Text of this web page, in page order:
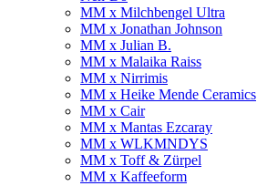
MM x Milchbengel Ultra
MM x Jonathan Johnson
MM x Julian B.
MM x Malaika Raiss
MM x Nirrimis
MM x Heike Mende Ceramics
MM x Cair
MM x Mantas Ezcaray
MM x WLKMNDYS
MM x Toff & Zürpel
MM x Kaffeeform